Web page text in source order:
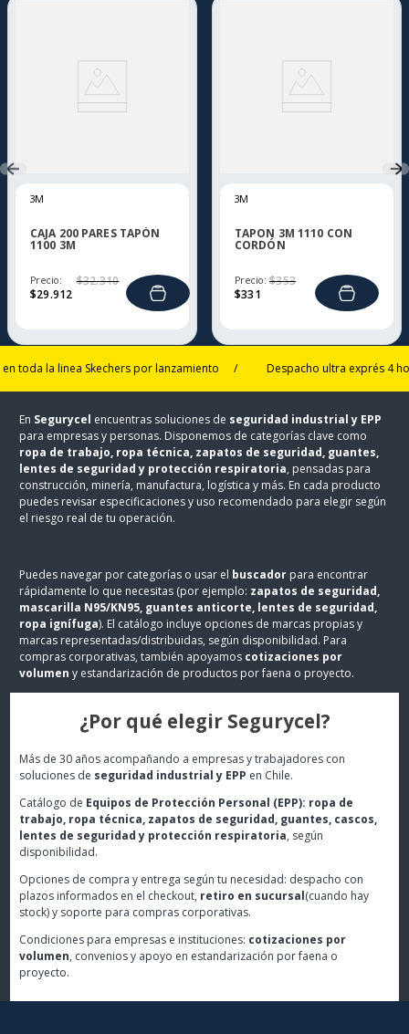
3M
CAJA 200 PARES TAPÓN
1100 3M
Precio:
$29.912
$32.310
3M
TAPON 3M 1110 CON
CORDÓN
Precio:
$331
$353
la linea Skechers por lanzamiento / Despacho ultra exprés 4 horas
En Segurycel encuentras soluciones de seguridad industrial y EPP
para empresas y personas. Disponemos de categorías clave como
ropa de trabajo, ropa técnica, zapatos de seguridad, guantes,
lentes de seguridad y protección respiratoria, pensadas para
construcción, minería, manufactura, logística y más. En cada producto
puedes revisar especificaciones y uso recomendado para elegir según
el riesgo real de tu operación.
Puedes navegar por categorías o usar el buscador para encontrar
rápidamente lo que necesitas (por ejemplo: zapatos de seguridad,
mascarilla N95/KN95, guantes anticorte, lentes de seguridad,
ropa ignífuga). El catálogo incluye opciones de marcas propias y
marcas representadas/distribuidas, según disponibilidad. Para
compras corporativas, también apoyamos cotizaciones por
volumen y estandarización de productos por faena o proyecto.
¿Por qué elegir Segurycel?
Más de 30 años acompañando a empresas y trabajadores con
soluciones de seguridad industrial y EPP en Chile.
Catálogo de Equipos de Protección Personal (EPP): ropa de
trabajo, ropa técnica, zapatos de seguridad, guantes, cascos,
lentes de seguridad y protección respiratoria, según
disponibilidad.
Opciones de compra y entrega según tu necesidad: despacho con
plazos informados en el checkout, retiro en sucursal(cuando hay
stock) y soporte para compras corporativas.
Condiciones para empresas e instituciones: cotizaciones por
volumen, convenios y apoyo en estandarización por faena o
proyecto.